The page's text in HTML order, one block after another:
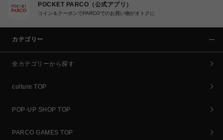
POCKET PARCO（公式アプリ）
コイン＆クーポンでPARCOでのお買い物がオトクに
カテゴリー
全カテゴリーから探す
culture TOP
POP-UP SHOP TOP
PARCO GAMES TOP